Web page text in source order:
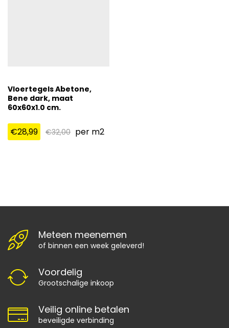
Vloertegels Abetone,
Bene dark, maat
60x60x1.0 cm.
€28,99 €32,00 per m2
Meteen meenemen
of binnen een week geleverd!
Voordelig
Grootschalige inkoop
Veilig online betalen
beveiligde verbinding